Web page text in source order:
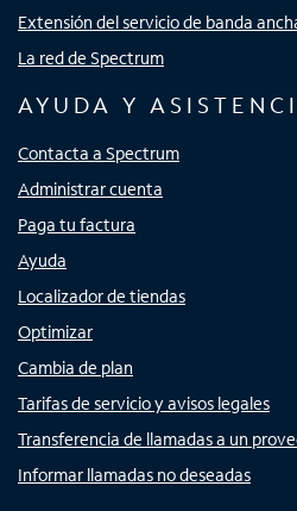
Extensión del servicio de banda
La red de Spectrum
AYUDA Y
Contacta a Spectrum
Administrar cuenta
Paga tu factura
Ayuda
Localizador de tiendas
Optimizar
Cambia de plan
Tarifas de servicio y avisos legales
Transferencia de llamadas a un
Informar llamadas no deseadas